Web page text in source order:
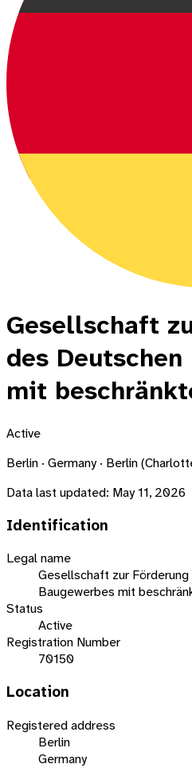
Gesellschaft
des Deutschen
mit
Active
Berlin · Germany · Berlin
Data last updated: May 11, 2026
Identification
Legal name
Gesellschaft zur
Baugewerbes mit
Status
Active
Registration Number
70150
Location
Registered address
Berlin
Germany